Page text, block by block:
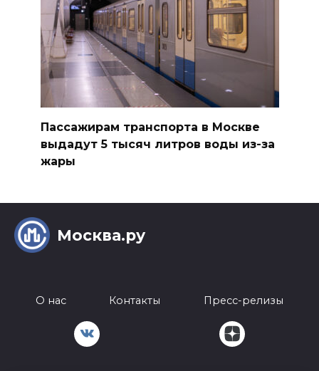
Пассажирам транспорта в Москве
выдадут 5 тысяч литров воды из-за
жары
Москва.ру
О нас Контакты Пресс-релизы